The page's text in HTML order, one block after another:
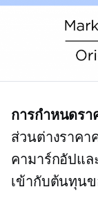
การกำหนดรา
ส่วนต่างราคา
คามาร์กอัปแล
เข้ากับต้นทุน